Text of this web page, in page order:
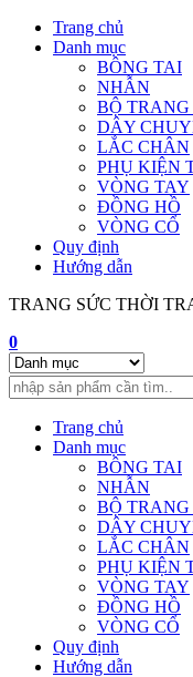
Skip
Trang chủ
Danh mục
BÔNG TAI
NHẪN
BỘ TRANG
DÂY
LẮC CHÂN
PHỤ KIỆN
VÒNG TAY
ĐỒNG HỒ
VÒNG CỔ
Quy định
Hướng dẫn
TRANG SỨC THỜI
0
Trang chủ
Danh mục
BÔNG TAI
NHẪN
BỘ TRANG
DÂY
LẮC CHÂN
PHỤ KIỆN
VÒNG TAY
ĐỒNG HỒ
VÒNG CỔ
Quy định
Hướng dẫn